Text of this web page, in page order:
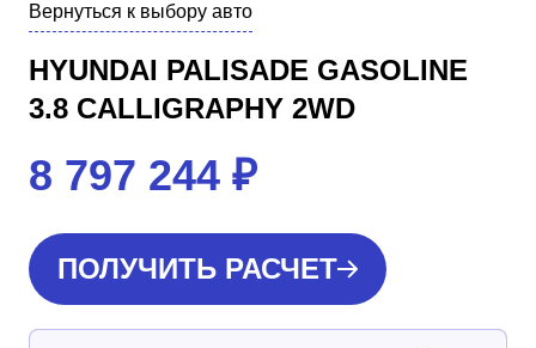
Вернуться к выбору авто
HYUNDAI PALISADE GASOLINE
3.8 CALLIGRAPHY 2WD
8 797 244 ₽
ПОЛУЧИТЬ РАСЧЕТ